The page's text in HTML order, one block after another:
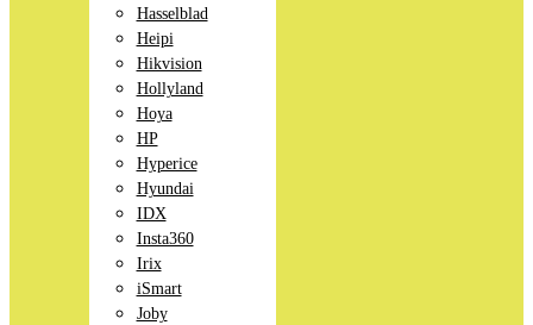
Hasselblad
Heipi
Hikvision
Hollyland
Hoya
HP
Hyperice
Hyundai
IDX
Insta360
Irix
iSmart
Joby